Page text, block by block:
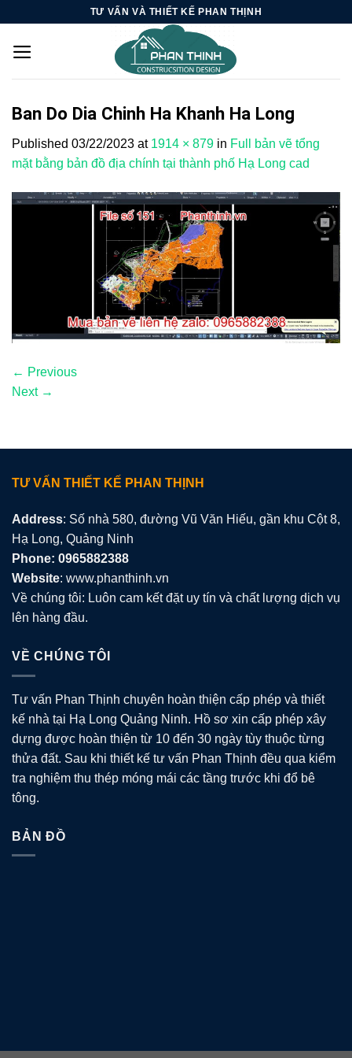
content
TƯ VẤN VÀ THIẾT KẾ PHAN THỊNH
Ban Do Dia Chinh Ha Khanh Ha Long
Published 03/22/2023 at 1914 × 879 in Full bản vẽ tổng
mặt bằng bản đồ địa chính tại thành phố Hạ Long cad
← Previous
Next →
TƯ VẤN THIẾT KẾ PHAN THỊNH
Address: Số nhà 580, đường Vũ Văn Hiếu, gần khu Cột 8,
Hạ Long, Quảng Ninh
Phone: 0965882388
Website: www.phanthinh.vn
Về chúng tôi: Luôn cam kết đặt uy tín và chất lượng dịch vụ
lên hàng đầu.
VỀ CHÚNG TÔI
Tư vấn Phan Thịnh chuyên hoàn thiện cấp phép và thiết
kế nhà tại Hạ Long Quảng Ninh. Hồ sơ xin cấp phép xây
dựng được hoàn thiện từ 10 đến 30 ngày tùy thuộc từng
thửa đất. Sau khi thiết kế tư vấn Phan Thịnh đều qua kiểm
tra nghiệm thu thép móng mái các tầng trước khi đổ bê
tông.
BẢN ĐỒ